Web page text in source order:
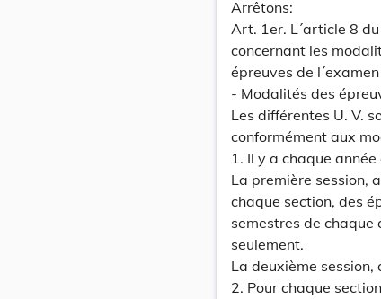
Arrêtons:
Art. 1er. L´article 8
concernant les
épreuves de
- Modalités des
Les différentes U. V.
conformément aux
1. Il y a chaque
La première session,
chaque section, des
semestres de chaque
seulement.
La deuxième session,
2. Pour chaque